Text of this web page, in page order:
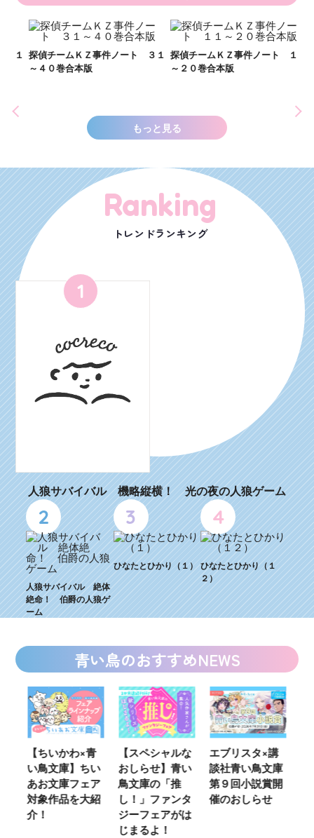
探偵チームＫＺ事件ノート ３１
～４０巻合本版
探偵チームＫＺ事件ノート １１
～２０巻合本版
もっと見る
Ranking
トレンドランキング
1
人狼サバイバル 機略縦横！ 光の夜の人狼ゲーム
2
人狼サバイバル 絶体
絶命！ 伯爵の人狼ゲ
ーム
3
ひなたとひかり（１）
4
ひなたとひかり（１
２）
青い鳥のおすすめNEWS
【ちいかわ×青
い鳥文庫】ちい
あお文庫フェア
対象作品を大紹
介！
【スペシャルな
おしらせ】青い
鳥文庫の「推
し！」ファンタ
ジーフェアがは
じまるよ！
エブリスタ×講
談社青い鳥文庫
第９回小説賞開
催のおしらせ